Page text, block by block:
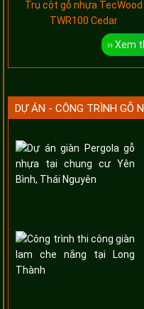
Trụ cột gỗ nhựa TecWood
TWR100 Cedar
›› Xem
DỰ ÁN - CÔNG TRÌNH GỖ